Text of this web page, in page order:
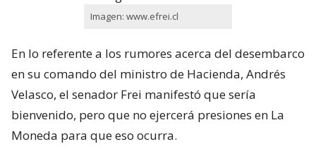
Imagen: www.efrei.cl
En lo referente a los rumores acerca del desembarco
en su comando del ministro de Hacienda, Andrés
Velasco, el senador Frei manifestó que sería
bienvenido, pero que no ejercerá presiones en La
Moneda para que eso ocurra.